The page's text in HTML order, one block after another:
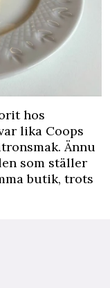
hos
lika Coops
Ännu
som ställer
butik, trots